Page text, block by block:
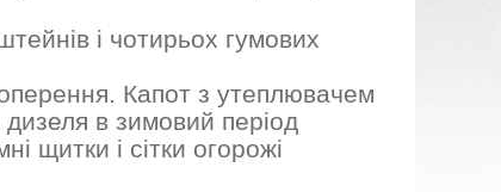
і чотирьох гумових
Капот з утеплювачем
в зимовий період
щитки і сітки огорожі